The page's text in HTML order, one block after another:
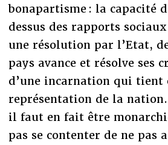
bonapartisme : la capacité
dessus des rapports
une résolution par l’Etat,
pays avance et résolve ses
d’une incarnation qui tient
représentation de la
il faut en fait être
pas se contenter de ne pas